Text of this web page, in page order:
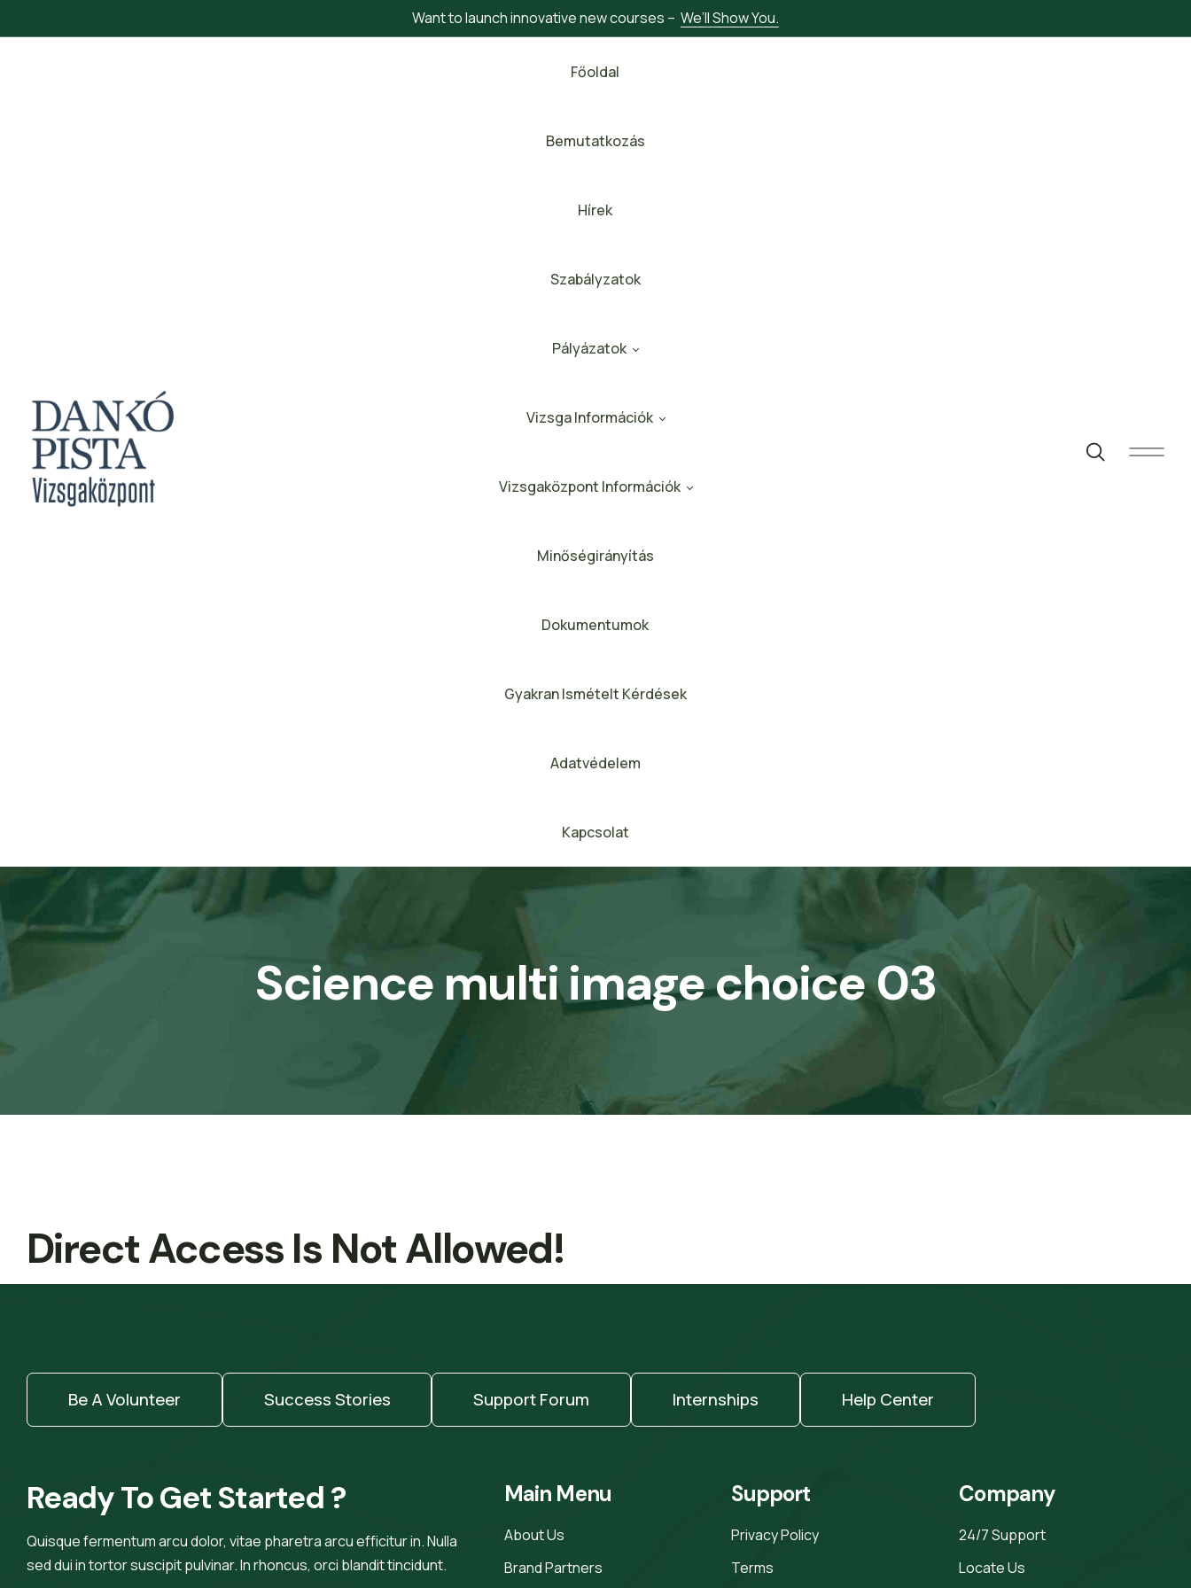
Want to launch innovative new courses – We’ll Show You.
Főoldal
Bemutatkozás
Hírek
Szabályzatok
Pályázatok
Vizsga Információk
Vizsgaközpont Információk
Minőségirányítás
Dokumentumok
Gyakran Ismételt Kérdések
Adatvédelem
Kapcsolat
Science multi image choice 03
Direct Access Is Not Allowed!
Be A Volunteer Success Stories Support Forum Internships Help Center
Ready To Get Started ?
Quisque fermentum arcu dolor, vitae pharetra arcu efficitur in. Nulla
sed dui in tortor suscipit pulvinar. In rhoncus, orci blandit tincidunt.
Main Menu
About Us
Brand Partners
Support
Privacy Policy
Terms
Company
24/7 Support
Locate Us